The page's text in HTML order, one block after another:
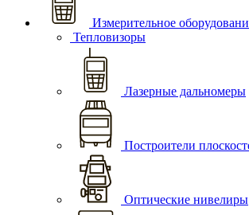
Измерительное
Тепловизоры
Лазерные дальномеры
Построители
Оптические нивелиры